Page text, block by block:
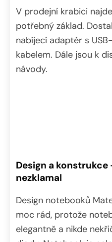
V prodejní krabici
potřebný základ.
nabíjecí adaptér s
kabelem. Dále jsou k
návody.
Design a konstrukce
nezklamal
Design notebooků
moc rád, protože
elegantně a nikde